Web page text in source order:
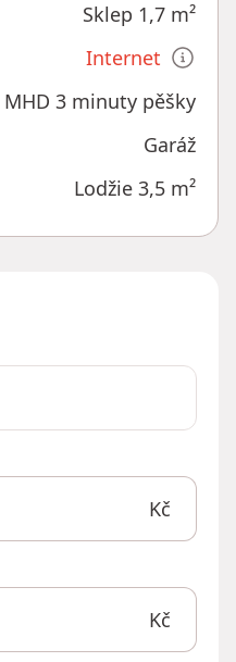
Sklep 1,7 m²
Internet
MHD 3 minuty pěšky
Garáž
Lodžie 3,5 m²
Kč
Kč